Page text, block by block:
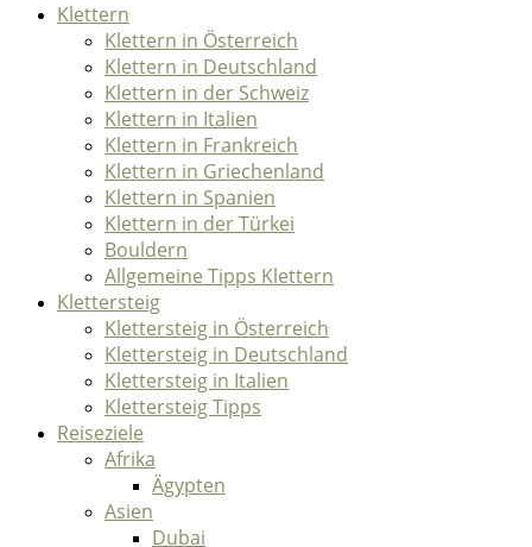
Klettern
Klettern in Österreich
Klettern in Deutschland
Klettern in der Schweiz
Klettern in Italien
Klettern in Frankreich
Klettern in Griechenland
Klettern in Spanien
Klettern in der Türkei
Bouldern
Allgemeine Tipps Klettern
Klettersteig
Klettersteig in Österreich
Klettersteig in Deutschland
Klettersteig in Italien
Klettersteig Tipps
Reiseziele
Afrika
Ägypten
Asien
Dubai